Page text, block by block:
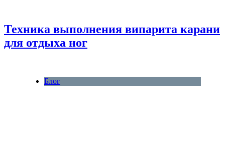
Техника выполнения випарита карани
для отдыха ног
Блог